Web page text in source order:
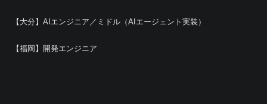
【大分】AIエンジニア／ミドル（AIエージェント実装）
【福岡】開発エンジニア